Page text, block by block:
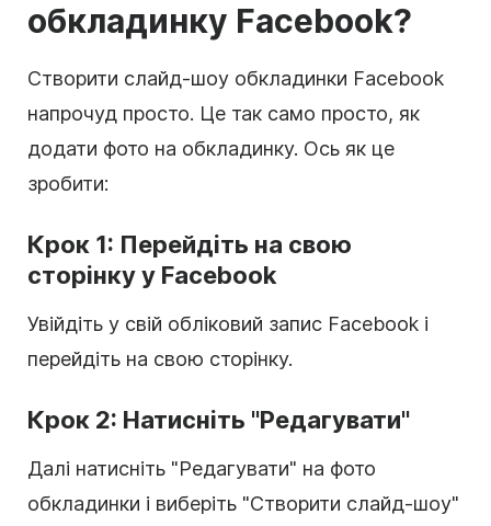
обкладинку Facebook?
Створити слайд-шоу обкладинки Facebook
напрочуд просто. Це так само просто, як
додати фото на обкладинку. Ось як це
зробити:
Крок 1: Перейдіть на свою
сторінку у Facebook
Увійдіть у свій обліковий запис Facebook і
перейдіть на свою сторінку.
Крок 2: Натисніть "Редагувати"
Далі натисніть "Редагувати" на фото
обкладинки і виберіть "Створити слайд-шоу"